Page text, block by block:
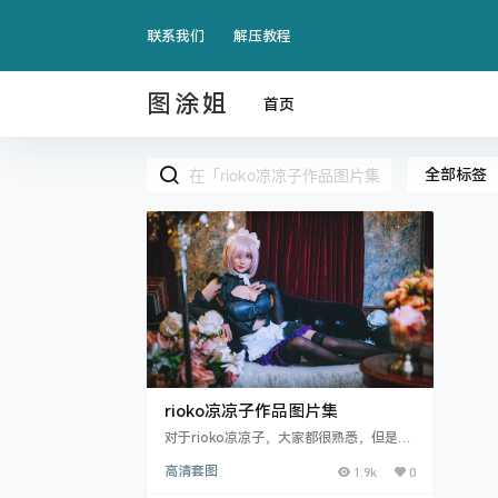
联系我们 解压教程
图涂姐 首页
全部标签
rioko凉凉子作品图片集
对于rioko凉凉子，大家都很熟悉，但是热
多朋友都在找rioko凉凉子的.
高清套图 1.9k 0